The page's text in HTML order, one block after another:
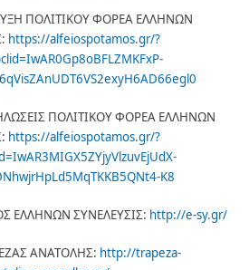
ΠΟΛΙΤΙΚΟΥ ΦΟΡΕΑ ΕΛΛΗΝΩΝ
https://alfeiospotamos.gr/?
ΠΟΛΙΤΙΚΟΥ ΦΟΡΕΑ ΕΛΛΗΝΩΝ
https://alfeiospotamos.gr/?
K8
ΕΛΛΗΝΩΝ ΣΥΝΕΛΕΥΣΙΣ: http://e-sy.gr/
ΑΝΑΤΟΛΗΣ: http://trapeza-